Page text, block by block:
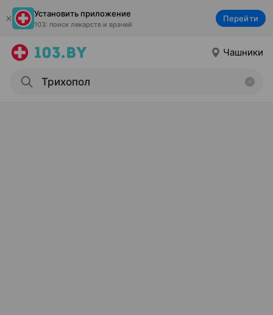
Установить приложение
103: поиск лекарств и врачей
Перейти
Чашники